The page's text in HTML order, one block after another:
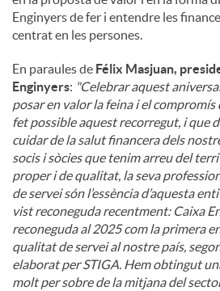
Enginyers de fer i entendre les
centrat en les persones.
En paraules de Félix Masjuan,
Enginyers: "Celebrar aquest
posar en valor la feina i el compromís
fet possible aquest recorregut, i que
cuidar de la salut financera dels
socis i sòcies que tenim arreu del
proper i de qualitat, la seva
de servei són l’essència d’aquesta
vist reconeguda recentment: Caixa
reconeguda al 2025 com la primera
qualitat de servei al nostre país,
elaborat per STIGA. Hem obtingut
molt per sobre de la mitjana del